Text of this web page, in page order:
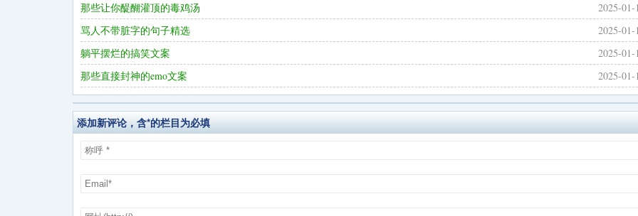
2025-01-
那些让你醍醐灌顶的毒鸡汤
2025-01-
骂人不带脏字的句子精选
2025-01-
躺平摆烂的搞笑文案
2025-01-
那些直接封神的emo文案
添加新评论，含*的栏目为必填